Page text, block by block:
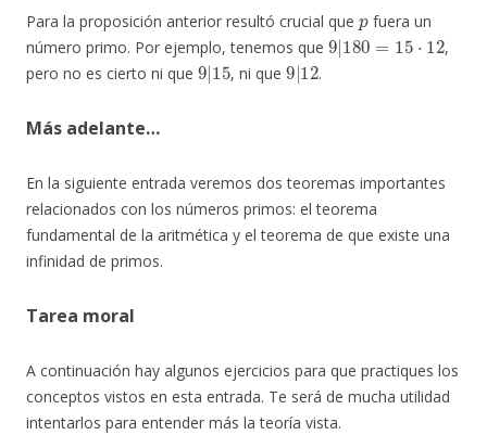
Para la proposición anterior resultó crucial que
fuera un
número primo. Por ejemplo, tenemos que
9|180=15⋅12
,
pero no es cierto ni que
9|15
, ni que
9 |12
.
Más adelante…
En la siguiente entrada veremos dos teoremas importantes
relacionados con los números primos: el teorema
fundamental de la aritmética y el teorema de que existe una
infinidad de primos.
Tarea moral
A continuación hay algunos ejercicios para que practiques los
conceptos vistos en esta entrada. Te será de mucha utilidad
intentarlos para entender más la teoría vista.